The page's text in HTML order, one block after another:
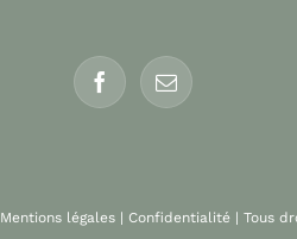
Mentions légales | Confidentialité | Tous